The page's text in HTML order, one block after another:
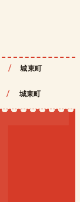
城東町
/ 城東町